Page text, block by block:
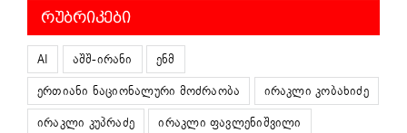
ᲠᲣᲑᲠᲘᲙᲔᲑᲘ
AI აშშ-ირანი
ენმ
ერთიანი ნაციონალური მოძრაობა
ირაკლი კობახიძე
ირაკლი კუპრაძე
ირაკლი ფავლენიშვილი